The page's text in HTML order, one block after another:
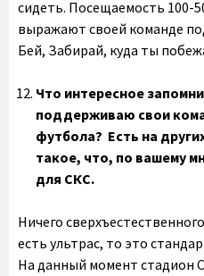
сидеть. Посещаемость 100-
выражают своей команде
Бей, Забирай, куда ты
Что интересное
поддерживаю свои
футбола? Есть на
такое, что, по вашему
для СКС.
Ничего
есть ультрас, то это
На данный момент стадион